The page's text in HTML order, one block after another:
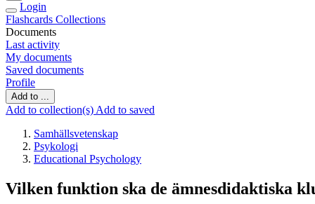
Login
Flashcards Collections
Documents
Last activity
My documents
Saved documents
Profile
Add to ...
Add to collection(s) Add to saved
Samhällsvetenskap
Psykologi
Educational Psychology
Vilken funktion ska de ämnesdidaktiska